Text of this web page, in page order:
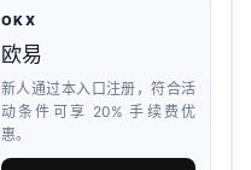
OKX
欧易
新人通过本入口注册，符合活
动条件可享 20% 手续费优
惠。